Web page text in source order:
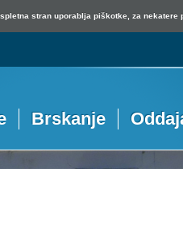
stran uporablja piškotke, za nekatere
Brskanje